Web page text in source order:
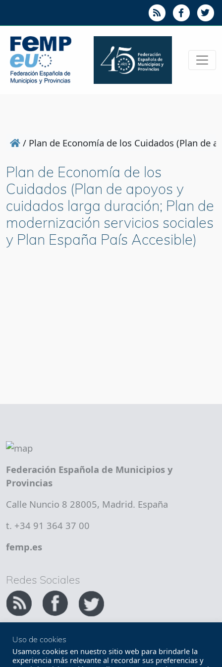
/ Plan de Economía de los Cuidados (Plan de
Plan de Economía de los
Cuidados (Plan de apoyos y
cuidados larga duración; Plan de
modernización servicios sociales
y Plan España País Accesible)
Federación Española de Municipios y
Provincias
Calle Nuncio 8 28005, Madrid. España
t. +34 91 364 37 00
femp.es
Redes Sociales
Copyright FEMP
Accesibilidad
Uso de cookies
Usamos cookies en nuestro sitio web para brindarle la
experiencia más relevante al recordar sus preferencias y